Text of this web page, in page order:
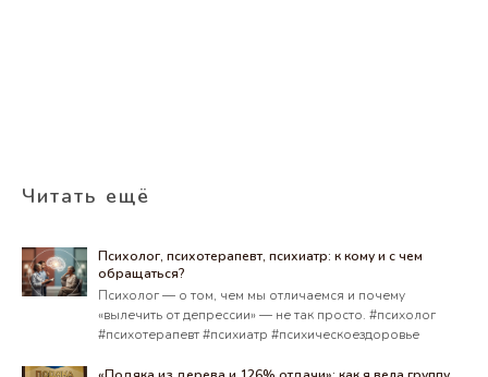
Читать ещё
Психолог, психотерапевт, психиатр: к кому и с чем
обращаться?
Психолог — о том, чем мы отличаемся и почему
«вылечить от депрессии» — не так просто. #психолог
#психотерапевт #психиатр #психическоездоровье